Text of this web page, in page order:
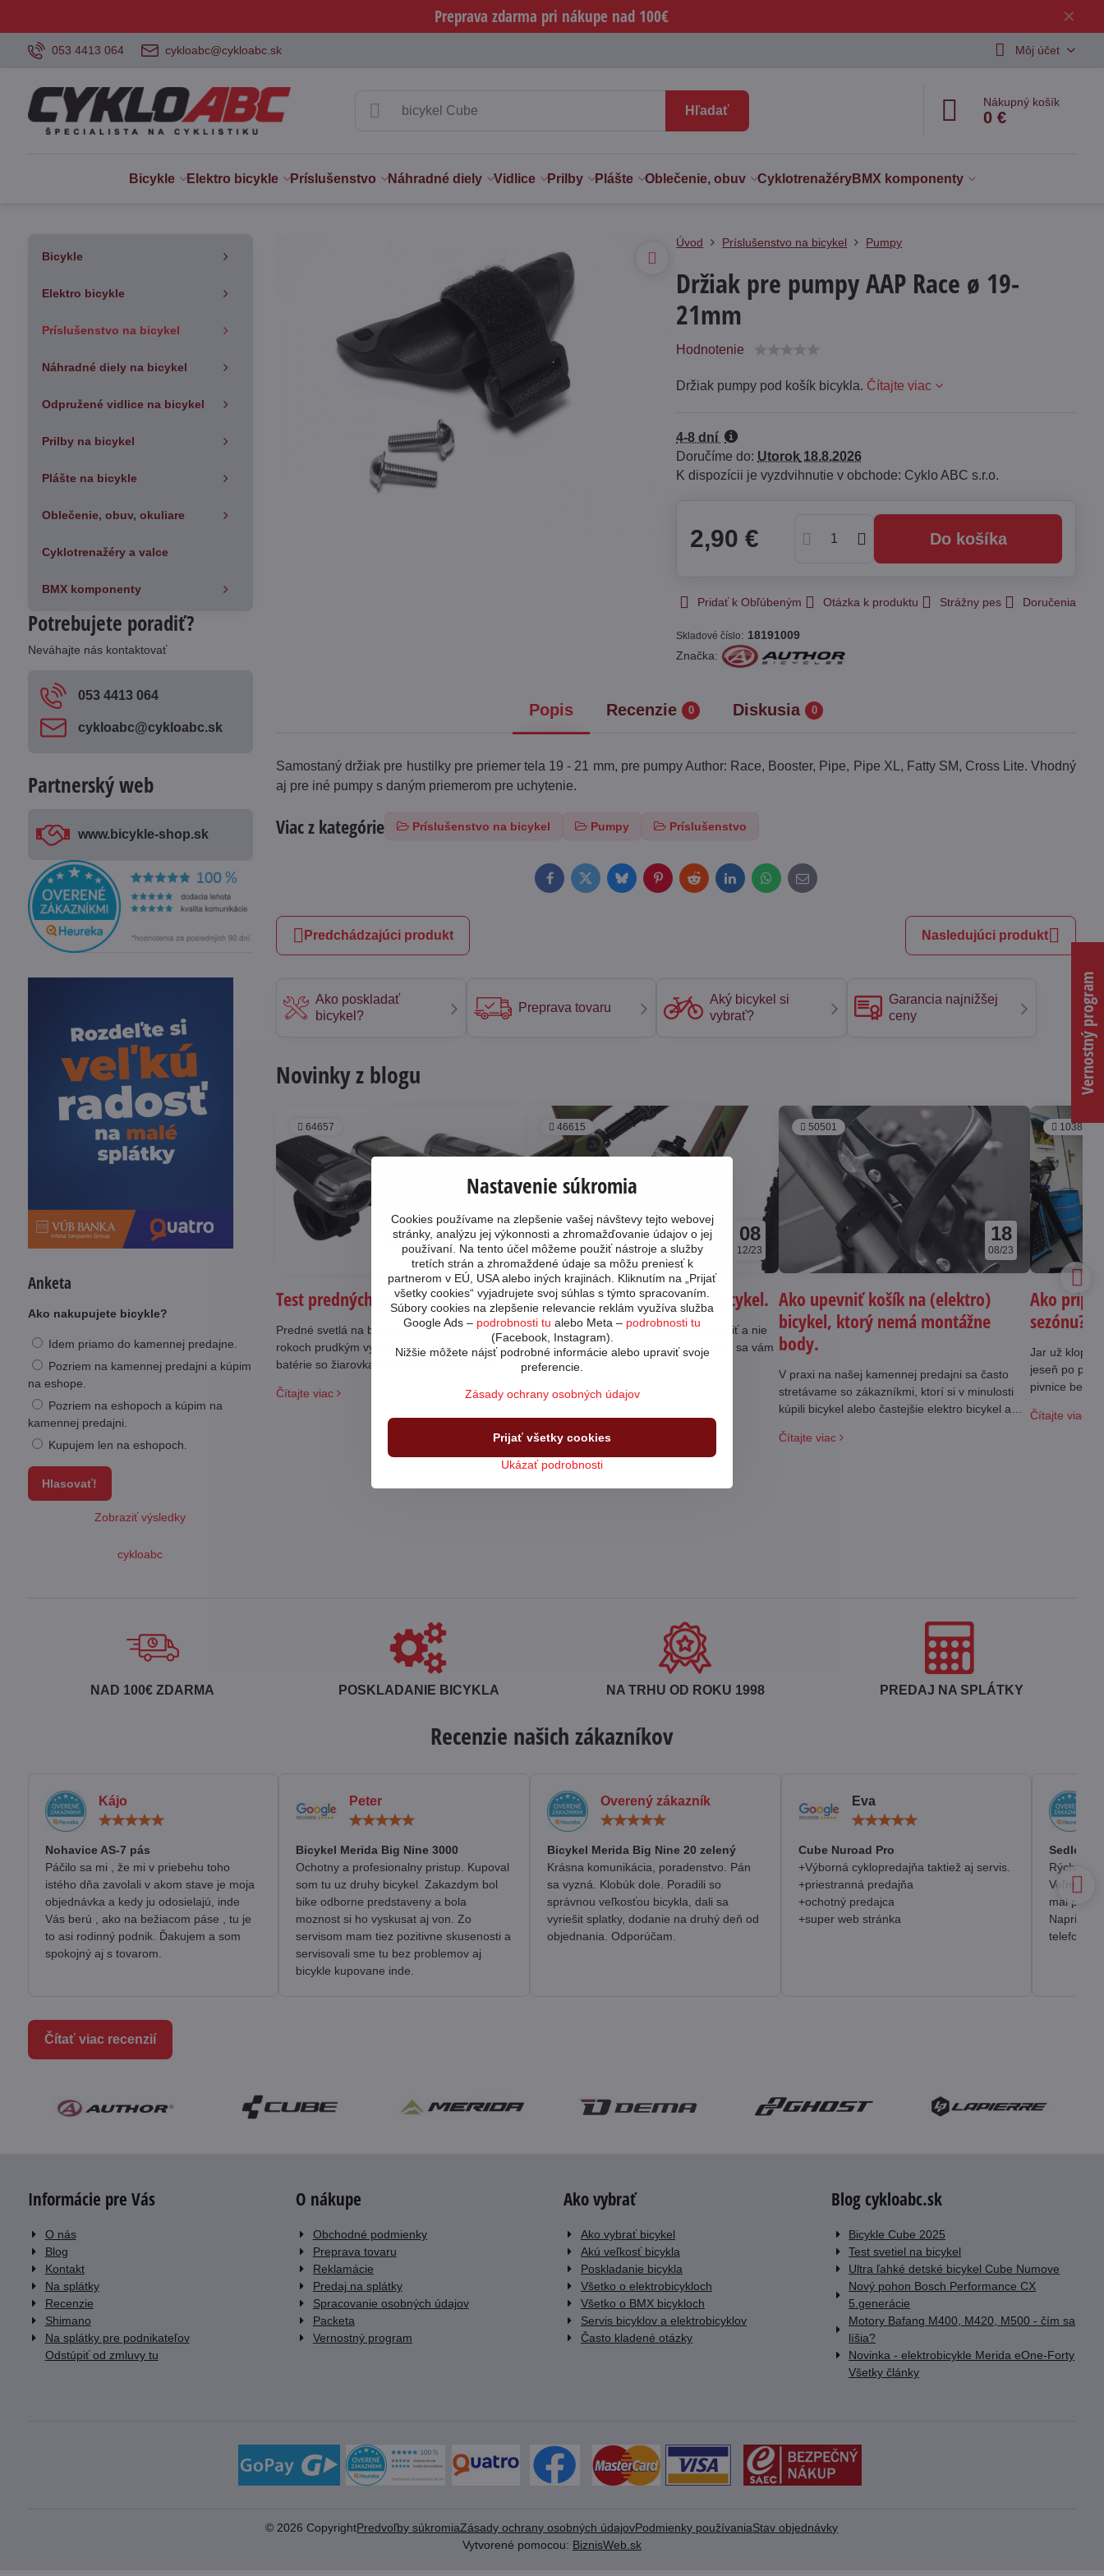
✕
Preprava zdarma pri nákupe nad 100€
053 4413 064 cykloabc@cykloabc.sk Môj účet
Hľadať
Nákupný košík
0 €
Bicykle Elektro bicykle Príslušenstvo Náhradné diely Vidlice Prilby Plášte Oblečenie, obuv CyklotrenažéryBMX komponenty
Úvod Príslušenstvo na bicykel Pumpy
Držiak pre pumpy AAP Race ø 19-
21mm
Hodnotenie
Držiak pumpy pod košík bicykla. Čítajte viac
4-8 dní
Doručíme do: Utorok 18.8.2026
Cyklo ABC s.r.o.
2,90 € Do košíka
Pridať k Obľúbeným Otázka k produktu Strážny pes Doručenia
Skladové číslo: 18191009
Značka:
Popis Recenzie 0 Diskusia 0
Samostaný držiak pre hustilky pre priemer tela 19 - 21 mm, pre pumpy Author: Race, Booster, Pipe, Pipe XL, Fatty SM, Cross Lite. Vhodný
aj pre iné pumpy s daným priemerom pre uchytenie.
Viac z kategórie Príslušenstvo na bicykel Pumpy Príslušenstvo
Novinky z blogu
64657
05
11/23
Test predných svetiel na bicykel
Predné svetlá na bicykel prešli v posledných pár
rokoch prudkým vývojom od klasických na
batérie so žiarovkami po diódové svetlá so
ponuky najlepšie vyhovie vašim požiadavkám?
Čítajte viac
46615
08
12/23
Fidlock - už nielen fľaše na bicykel.
Poznáte to - počas jazdy sa chcete napiť a nie
nie vysunúť fľašu z košíka. Z Fidlockom sa vám
to nestane.
Čítajte viac
50501
18
08/23
Ako upevniť košík na (elektro)
bicykel, ktorý nemá montážne
body.
V praxi na našej kamennej predajni sa často
stretávame so zákazníkmi, ktorí si v minulosti
kúpili bicykel alebo častejšie elektro bicykel a
na fľašu.
Čítajte viac
103839
Ako
sezónu?
Jar už klope
jeseň po
pivnice bez
Čítajte viac
FacebookTwitterBlueskyPinterestRedditLinkedInWhatsApp
E-
mail
Predchádzajúci produkt Nasledujúci produkt
Ako poskladať
bicykel?
Preprava tovaru
Aký bicykel si
vybrať?
Garancia najnižšej
ceny
Bicykle
Elektro bicykle
Príslušenstvo na bicykel
Náhradné diely na bicykel
Odpružené vidlice na bicykel
Prilby na bicykel
Plášte na bicykle
Oblečenie, obuv, okuliare
Cyklotrenažéry a valce
BMX komponenty
Potrebujete poradiť?
Neváhajte nás kontaktovať
053 4413 064
cykloabc​@cykloabc​.sk
Partnerský web
www​.bicykle-shop​.sk
Anketa
Ako nakupujete bicykle?
Idem priamo do kamennej predajne.
Pozriem na kamennej predajni a kúpim
na eshope.
Pozriem na eshopoch a kúpim na
kamennej predajni.
Kupujem len na eshopoch.
Hlasovať!
Zobraziť výsledky
cykloabc
NAD 100€ ZDARMA POSKLADANIE BICYKLA NA TRHU OD ROKU 1998 PREDAJ NA SPLÁTKY
Recenzie našich zákazníkov
Kájo
Nohavice AS-7 pás
Páčilo sa mi , že mi v priebehu toho
istého dňa zavolali v akom stave je moja
objednávka a kedy ju odosielajú, inde
Vás berú , ako na bežiacom páse , tu je
to asi rodinný podnik. Ďakujem a som
spokojný aj s tovarom.
Peter
/
5
Bicykel Merida Big Nine 3000
Ochotny a profesionalny pristup. Kupoval
som tu uz druhy bicykel. Zakazdym bol
bike odborne predstaveny a bola
moznost si ho vyskusat aj von. Zo
servisom mam tiez pozitivne skusenosti a
servisovali sme tu bez problemov aj
bicykle kupovane inde.
Overený zákazník
/
5
Bicykel Merida Big Nine 20 zelený
Krásna komunikácia, poradenstvo. Pán
sa vyzná. Klobúk dole. Poradili so
správnou veľkosťou bicykla, dali sa
vyriešit splatky, dodanie na druhý deň od
objednania. Odporúčam.
Eva
Cube Nuroad Pro
+Výborná cyklopredajňa taktiež aj servis.
+priestranná predajňa
+ochotný predajca
+super web stránka
Sedlo
Rýchlosť,
Veľmi
mal
Napriek
Čítať viac recenzií
Informácie pre Vás
O nás
Blog
Kontakt
Na splátky
Recenzie
Shimano
Na splátky pre podnikateľov
Odstúpiť od zmluvy tu
O nákupe
Obchodné podmienky
Preprava tovaru
Reklamácie
Predaj na splátky
Spracovanie osobných údajov
Packeta
Vernostný program
Ako vybrať
Ako vybrať bicykel
Akú veľkosť bicykla
Poskladanie bicykla
Všetko o elektrobicykloch
Všetko o BMX bicykloch
Servis bicyklov a elektrobicyklov
Často kladené otázky
Blog cykloabc.sk
Bicykle Cube 2025
Test svetiel na bicykel
Ultra ľahké detské bicykel Cube Numove
Nový pohon Bosch Performance CX
5.generácie
Motory Bafang M400, M420, M500 - čím sa
líšia?
Novinka - elektrobicykle Merida eOne-Forty
Všetky články
Vernostný program
©2026 CopyrightPredvoľby súkromiaZásady ochrany osobných údajovPodmienky používaniaStav objednávky
Vytvorené pomocou: BiznisWeb.sk
Nastavenie súkromia
Cookies používame na zlepšenie vašej návštevy tejto webovej
stránky, analýzu jej výkonnosti a zhromažďovanie údajov o jej
používaní. Na tento účel môžeme použiť nástroje a služby
tretích strán a zhromaždené údaje sa môžu preniesť k
partnerom v EÚ, USA alebo iných krajinách. Kliknutím na „Prijať
všetky cookies“ vyjadrujete svoj súhlas s týmto spracovaním.
Súbory cookies na zlepšenie relevancie reklám využíva služba
Google Ads – podrobnosti tu alebo Meta – podrobnosti tu
(Facebook, Instagram).
Nižšie môžete nájsť podrobné informácie alebo upraviť svoje
preferencie.
Zásady ochrany osobných údajov
Ukázať podrobnosti
Prijať všetky cookies